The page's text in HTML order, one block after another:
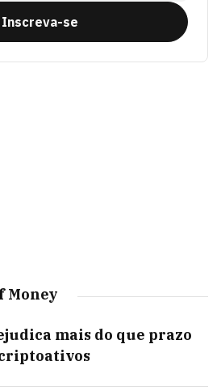
Inscreva-se
Money
mais do que prazo